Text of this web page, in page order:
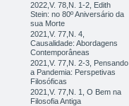
2022,V. 78,N. 1-2, Edith
Stein: no 80º Aniversário da
sua Morte
2021,V. 77,N. 4,
Causalidade: Abordagens
Contemporâneas
2021,V. 77,N. 2-3, Pensando
a Pandemia: Perspetivas
Filosóficas
2021,V. 77,N. 1, O Bem na
Filosofia Antiga